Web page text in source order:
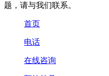
题，请与我们联系。
首页
电话
在线咨询